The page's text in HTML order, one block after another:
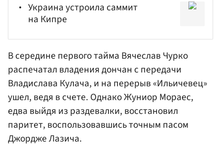
Украина устроила саммит
на Кипре
В середине первого тайма Вячеслав Чурко
распечатал владения дончан с передачи
Владислава Кулача, и на перерыв «Ильичевец»
ушел, ведя в счете. Однако Жуниор Мораес,
едва выйдя из раздевалки, восстановил
паритет, воспользовавшись точным пасом
Джордже Лазича.